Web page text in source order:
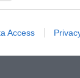
Access